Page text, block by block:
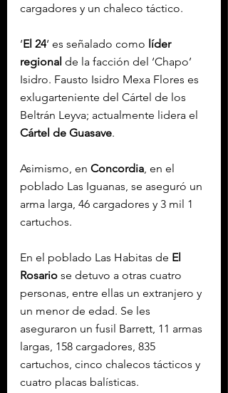
cargadores y un chaleco táctico.
‘El 24‘ es señalado como líder
regional de la facción del ‘Chapo’
Isidro. Fausto Isidro Mexa Flores es
exlugarteniente del Cártel de los
Beltrán Leyva; actualmente lidera el
Cártel de Guasave.
Asimismo, en Concordia , en el
poblado Las Iguanas, se aseguró un
arma larga, 46 cargadores y 3 mil 1
cartuchos.
En el poblado Las Habitas de El
Rosario se detuvo a otras cuatro
personas, entre ellas un extranjero y
un menor de edad. Se les
aseguraron un fusil Barrett, 11 armas
largas, 158 cargadores, 835
cartuchos, cinco chalecos tácticos y
cuatro placas balísticas.